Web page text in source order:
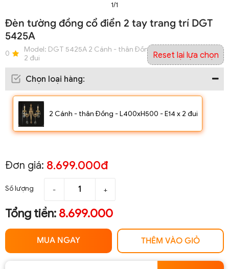
1/1
Đèn tường đồng cổ điển 2 tay trang trí DGT
5425A
0 Model: DGT 5425A 2 Cánh - thân Đồng - L400xH500 - E14 x
2 đui
Chọn loại hàng:
2 Cánh - thân Đồng - L400xH500 - E14 x 2 đui
Reset lại lựa chọn
Đơn giá: 8.699.000đ
Số lượng - +
Tổng tiền: 8.699.000
MUA NGAY THÊM VÀO GIỎ